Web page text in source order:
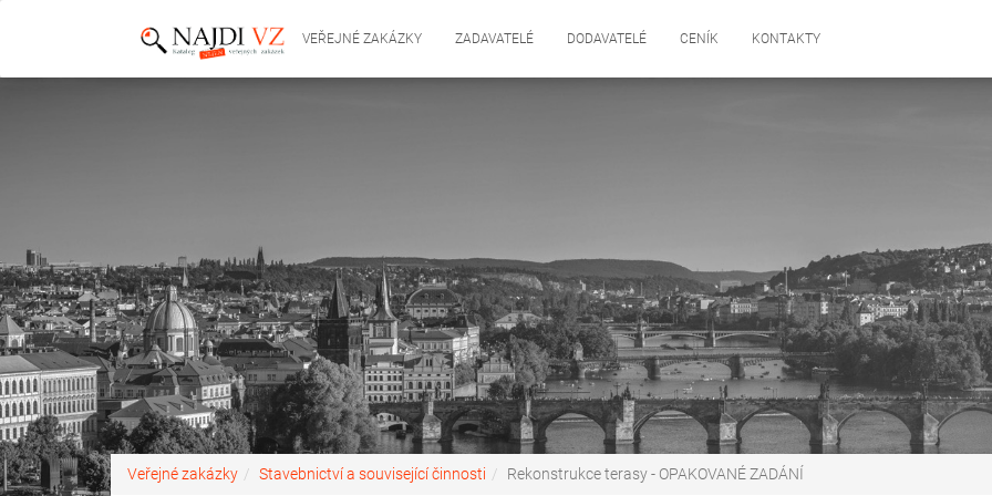
VEŘEJNÉ ZAKÁZKY ZADAVATELÉ DODAVATELÉ CENÍK KONTAKTY
Veřejné zakázky Stavebnictví a související činnosti Rekonstrukce terasy - OPAKOVANÉ ZADÁNÍ